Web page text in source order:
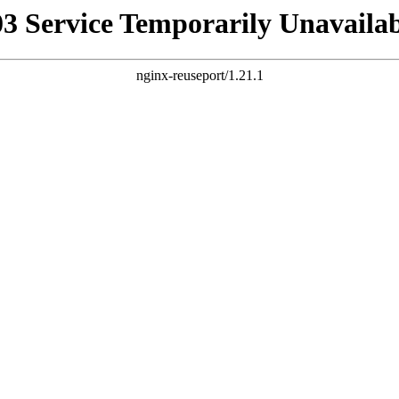
Service Temporarily
nginx-reuseport/1.21.1